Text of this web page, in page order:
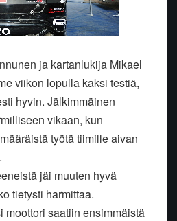
ja kartanlukija Mikael
viikon lopulla kaksi testiä,
hyvin. Jälkimmäinen
vikaan, kun
työtä tiimille aivan
jäi muuten hyvä
tietysti harmittaa.
moottori saatiin ensimmäistä